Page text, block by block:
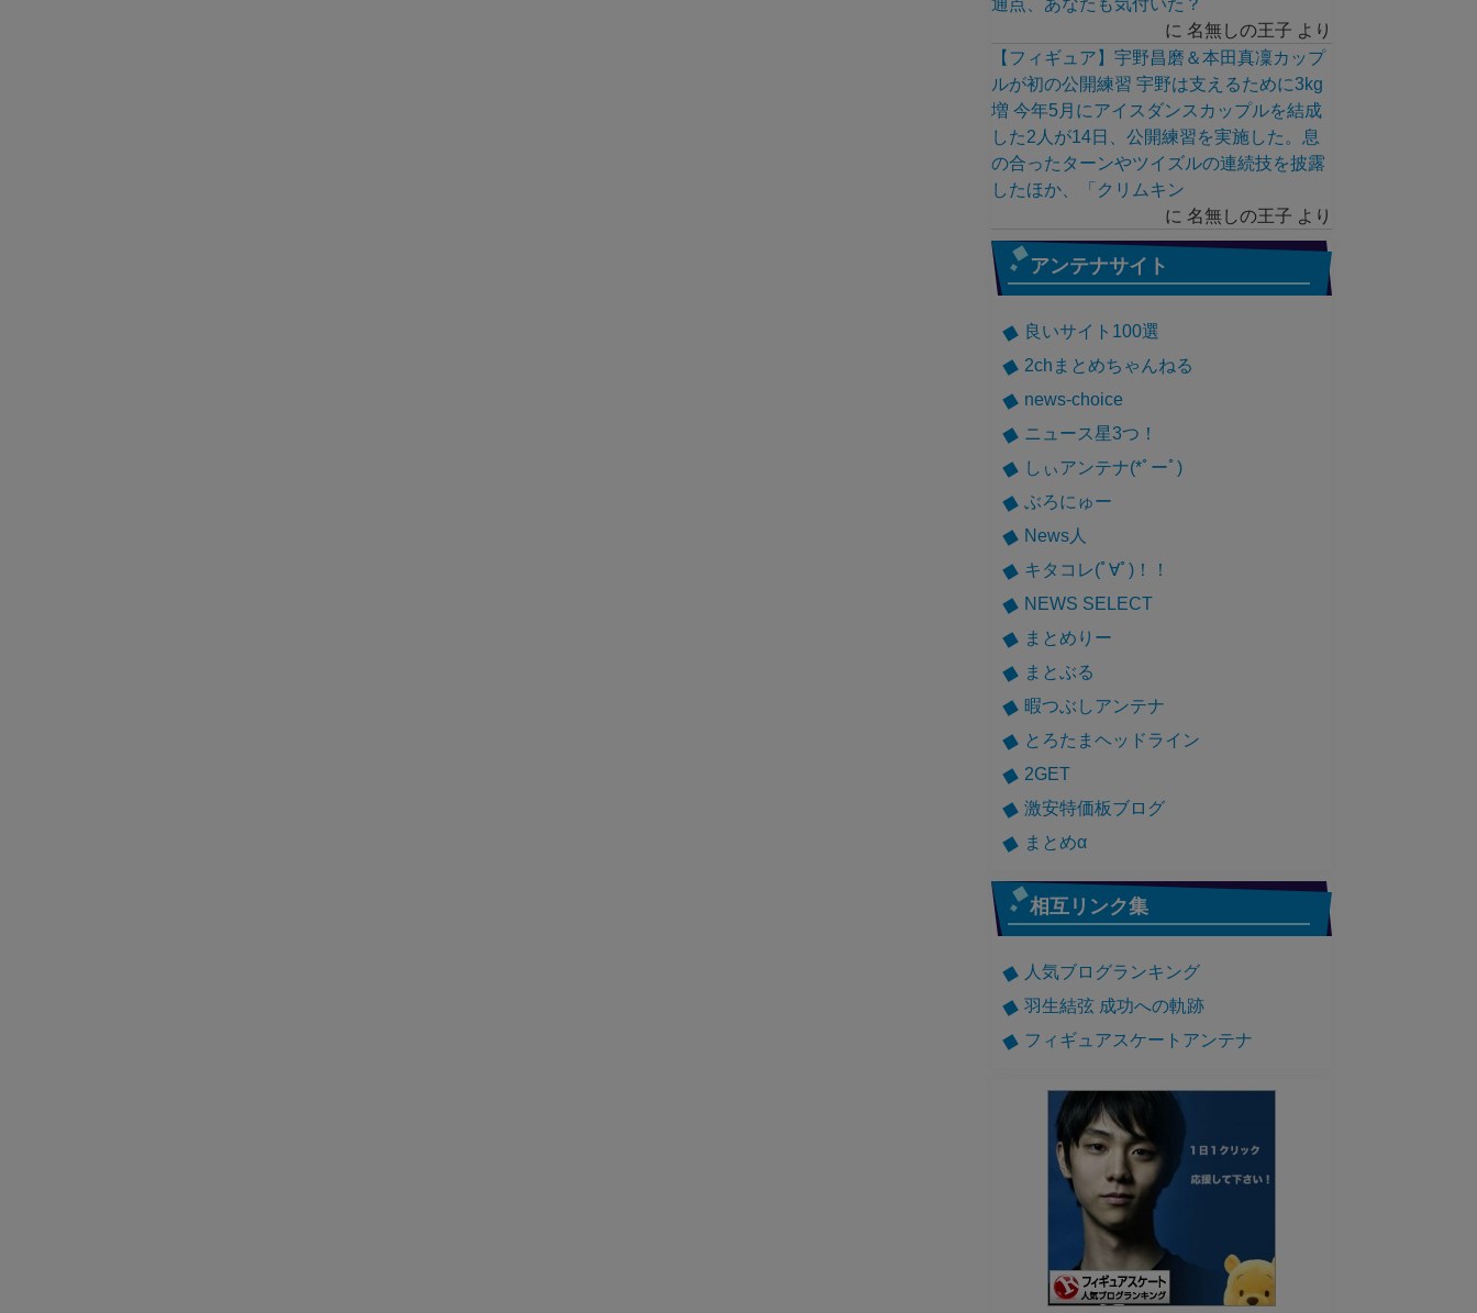
に 名無しの王子 より
【フィギュア】宇野昌磨＆本田真凜カップ
ルが初の公開練習 宇野は支えるために3kg
増 今年5月にアイスダンスカップルを結成
した2人が14日、公開練習を実施した。息
の合ったターンやツイズルの連続技を披露
したほか、「クリムキン
に 名無しの王子 より
アンテナサイト
良いサイト100選
2chまとめちゃんねる
news-choice
ニュース星3つ！
しぃアンテナ(*ﾟーﾟ)
ぶろにゅー
News人
キタコレ(ﾟ∀ﾟ)！！
NEWS SELECT
まとめりー
まとぶる
暇つぶしアンテナ
とろたまヘッドライン
2GET
激安特価板ブログ
まとめα
相互リンク集
人気ブログランキング
羽生結弦 成功への軌跡
フィギュアスケートアンテナ